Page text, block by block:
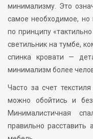
минимализму. Это
самое необходимое,
по принципу
светильник на тумбе,
спинка кровати —
минимализм более
Часто за счет
можно обойтись и
Минималистичная
правильно